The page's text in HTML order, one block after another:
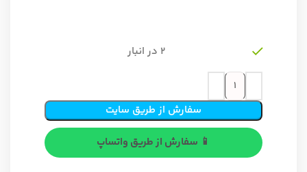
2 در انبار
سفارش از طریق سایت
📱 سفارش از طریق واتساپ